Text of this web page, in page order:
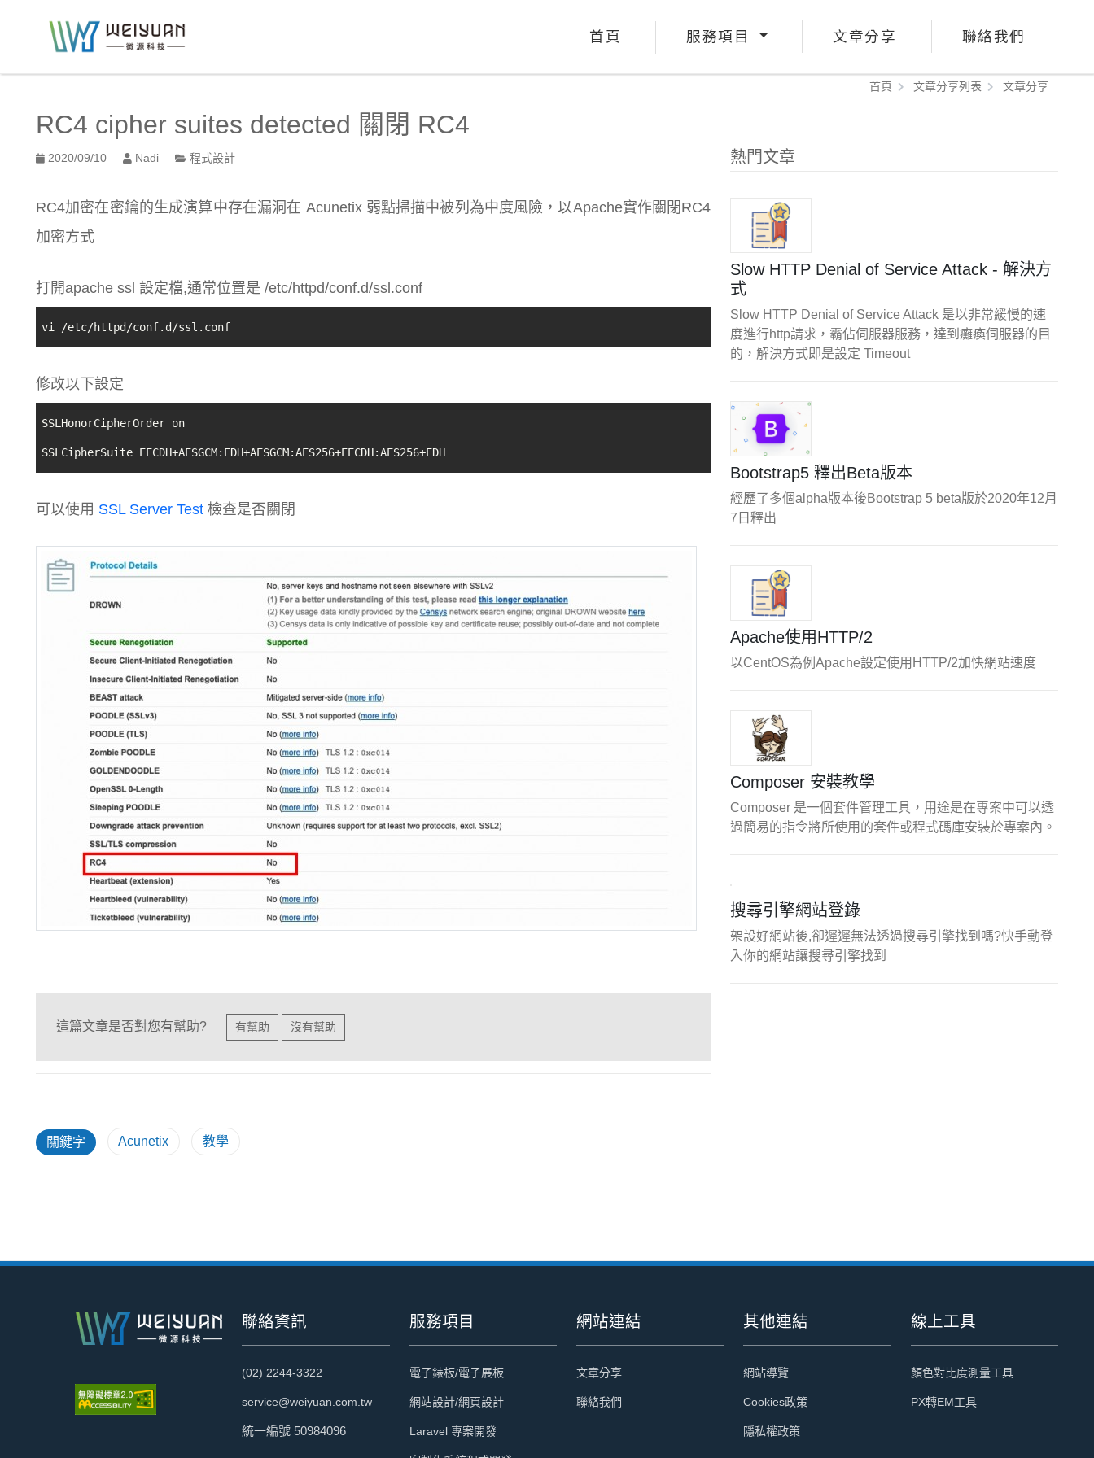
首頁 服務項目 文章分享 聯絡我們
首頁 文章分享列表 文章分享
RC4 cipher suites detected 關閉 RC4
2020/09/10 Nadi 程式設計
RC4加密在密鑰的生成演算中存在漏洞在 Acunetix 弱點掃描中被列為中度風險，以Apache實作關閉RC4
加密方式
打開apache ssl 設定檔,通常位置是 /etc/httpd/conf.d/ssl.conf
vi /etc/httpd/conf.d/ssl.conf
修改以下設定
SSLHonorCipherOrder on
SSLCipherSuite EECDH+AESGCM:EDH+AESGCM:AES256+EECDH:AES256+EDH
可以使用 SSL Server Test 檢查是否關閉
這篇文章是否對您有幫助? 有幫助 沒有幫助
關鍵字 Acunetix 教學
熱門文章
Slow HTTP Denial of Service Attack - 解決方
式
Slow HTTP Denial of Service Attack 是以非常緩慢的速
度進行http請求，霸佔伺服器服務，達到癱瘓伺服器的目
的，解決方式即是設定 Timeout
Bootstrap5 釋出Beta版本
經歷了多個alpha版本後Bootstrap 5 beta版於2020年12月
7日釋出
Apache使用HTTP/2
以CentOS為例Apache設定使用HTTP/2加快網站速度
Composer 安裝教學
Composer 是一個套件管理工具，用途是在專案中可以透
過簡易的指令將所使用的套件或程式碼庫安裝於專案內。
搜尋引擎網站登錄
架設好網站後,卻遲遲無法透過搜尋引擎找到嗎?快手動登
入你的網站讓搜尋引擎找到
聯絡資訊
(02) 2244-3322
service@weiyuan.com.tw
統一編號 50984096
服務項目
電子錶板/電子展板
網站設計/網頁設計
Laravel 專案開發
網站連結
文章分享
聯絡我們
其他連結
網站導覽
Cookies政策
隱私權政策
線上工具
顏色對比度測量工具
PX轉EM工具